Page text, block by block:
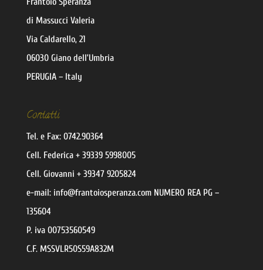
di Massucci Valeria
Via Caldarello, 21
06030 Giano dell’Umbria
PERUGIA – Italy
Contatti
Tel. e Fax: 0742.90364
Cell. Federica + 39339 5998005
Cell. Giovanni + 39347 9205824
e-mail:
moc.aznarepsoiotnarf
@ofni
NUMERO REA PG –
135604
P. iva 00753560549
C.F. MSSVLR50S59A832M